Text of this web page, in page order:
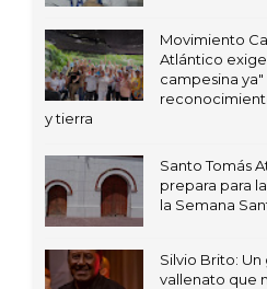
Movimiento
Atlántico
campesina
y tierra
Santo Tomás
prepara para
la Semana
Silvio Brito:
vallenato que